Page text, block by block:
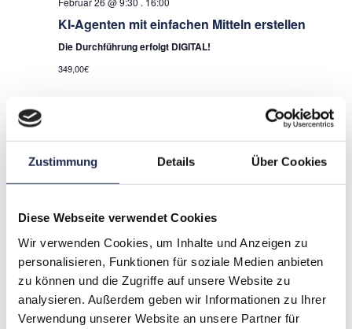
Zustimmung Details Über Cookies
Diese Webseite verwendet Cookies
Wir verwenden Cookies, um Inhalte und Anzeigen zu
personalisieren, Funktionen für soziale Medien anbieten
zu können und die Zugriffe auf unsere Website zu
analysieren. Außerdem geben wir Informationen zu Ihrer
Verwendung unserer Website an unsere Partner für
KI-Agenten mit einfachen Mitteln erstellen
Die Durchführung erfolgt DIGITAL!
349,00€
März 11 @ 10:00.16:00
Digitale Ernte: Wie der Landwirtschaftsverlag
Münster neue Erlöse schafft
Landwirtschaftsverlag GmbH, Münster, Germany
490,00€